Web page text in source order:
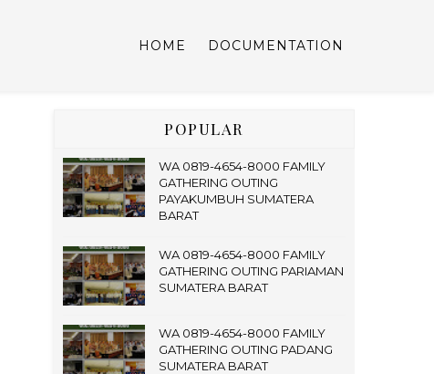
HOME DOCUMENTATION
POPULAR
WA 0819-4654-8000 FAMILY
GATHERING OUTING
PAYAKUMBUH SUMATERA
BARAT
WA 0819-4654-8000 FAMILY
GATHERING OUTING PARIAMAN
SUMATERA BARAT
WA 0819-4654-8000 FAMILY
GATHERING OUTING PADANG
SUMATERA BARAT